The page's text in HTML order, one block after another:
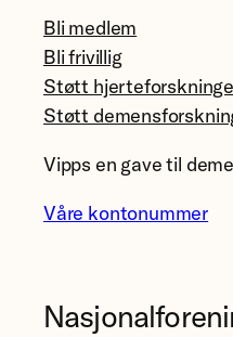
Bli medlem
Bli frivillig
Støtt
Støtt
Vipps en gave til
Våre kontonummer